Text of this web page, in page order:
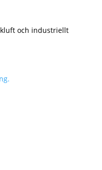
och industriellt